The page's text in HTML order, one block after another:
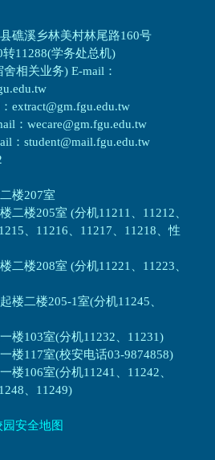
礁溪乡林美村林尾路160号
11288(学务处总机)
相关业务) E-mail：
extract@gm.fgu.edu.tw
：wecare@gm.fgu.edu.tw
：student@mail.fgu.edu.tw
楼207室
二楼205室 (分机11211、11212、
、11216、11217、11218、性
二楼208室 (分机11221、11223、
楼二楼205-1室(分机11245、
楼103室(分机11232、11231)
楼117室(校安电话03-9874858)
楼106室(分机11241、11242、
、11249)
园安全地图